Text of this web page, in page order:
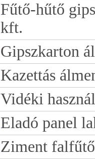
Fűtő-hűtő
kft.
Gipszkarton
Kazettás
Vidéki
Eladó panel
Ziment